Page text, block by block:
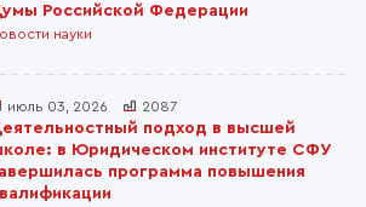
Российской Федерации
науки
июль 03, 2026 2087
подход в высшей
в Юридическом институте СФУ
программа повышения